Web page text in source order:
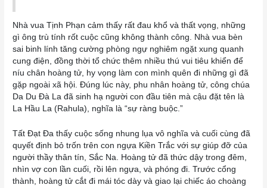
Nhà vua Tịnh Phạn cảm thấy rất đau khổ và thất vọng, những
gì ông trù tính rốt cuộc cũng không thành công. Nhà vua bèn
sai binh lính tăng cường phòng ngự nghiêm ngặt xung quanh
cung điện, đồng thời tổ chức thêm nhiều thú vui tiêu khiển để
níu chân hoàng tử, hy vọng làm con mình quên đi những gì đã
gặp ngoài xã hội. Đúng lúc này, phu nhân hoàng tử, công chúa
Da Du Đà La đã sinh hạ người con đầu tiên mà cậu đặt tên là
La Hầu La (Rahula), nghĩa là “sự ràng buộc.”
Tất Đạt Đa thấy cuộc sống nhung lụa vô nghĩa và cuối cùng đã
quyết định bỏ trốn trên con ngựa Kiền Trắc với sự giúp đỡ của
người thầy thân tín, Sắc Na. Hoàng tử đã thức dậy trong đêm,
nhìn vợ con lần cuối, rồi lên ngựa, và phóng đi. Trước cổng
thành, hoàng tử cắt đi mái tóc dày và giao lại chiếc áo choàng